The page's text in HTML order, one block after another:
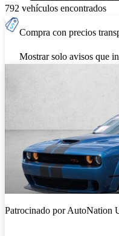
792 vehículos encontrados
Compra con precios
Mostrar solo avisos que
Patrocinado porAutoNation